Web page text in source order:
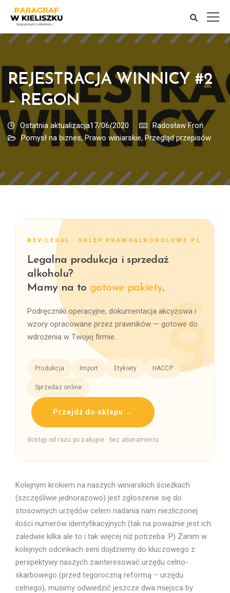
REJESTRACJA WINNICY #2
– REGON
Ostatnia aktualizacja17/06/2020
Radosław Froń
Pomysł na biznes,Prawo winiarskie, Przegląd przepisów
BEV|LEGAL · SKLEP.PRAWOALKOHOLOWE.PL
Legalna produkcja i sprzedaż
alkoholu?
Mamy na to gotowe pakiety.
Podręczniki operacyjne, dokumentacja akcyzowa i
wzory opracowane przez prawników — gotowe do
wdrożenia w Twojej firmie.
Produkcja Import Etykiety HACCP
Sprzedaż online
Przejdź do sklepu →
dostęp od razu po zakupie · bez abonamentu
Kolejnym krokiem na naszych winiarskich ścieżkach
(szczęśliwie jednorazowo) jest zgłoszenie się do
stosownych urzędów celem nadania nam niezliczonej
ilości numerów identyfikacyjnych (tak na poważnie jest ich
zaledwie kilka ale to i tak więcej niż potrzeba :P) Zanim w
kolejnych odcinkach serii dojdziemy do kluczowego z
perspektywy naszych zainteresować urzędu celno-
skarbowego (przed tegoroczną reformą – urzędu
celnego), musimy odwiedzić jeszcze dwa miejsca by